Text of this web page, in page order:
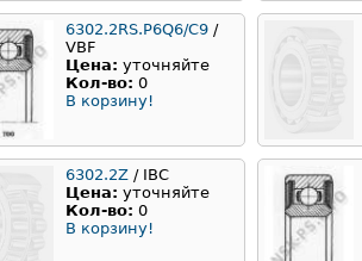
6302.2RS.P6Q6/C9 /
VBF
Цена: уточняйте
Кол-во: 0
В корзину!
6302.2Z / IBC
Цена: уточняйте
Кол-во: 0
В корзину!